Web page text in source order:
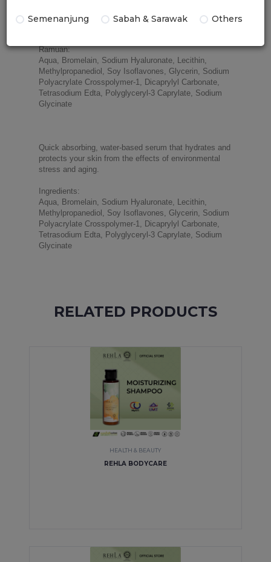
di samping merawat kulit dari penuaan dan kedutan
Ramuan:
Aqua, Bromelain, Sodium Hyaluronate, Lecithin,
Methylpropanediol, Soy Isoflavones, Glycerin, Sodium
Polyacrylate Crosspolymer-1, Dicaprylyl Carbonate,
Tetrasodium Edta, Polyglyceryl-3 Caprylate, Sodium
Glycinate
Quick absorbing, water-based serum that hydrates and
protects your skin from the effects of environmental
stress and aging.
Ingredients:
Aqua, Bromelain, Sodium Hyaluronate, Lecithin,
Methylpropanediol, Soy Isoflavones, Glycerin, Sodium
Polyacrylate Crosspolymer-1, Dicaprylyl Carbonate,
Tetrasodium Edta, Polyglyceryl-3 Caprylate, Sodium
Glycinate
RELATED PRODUCTS
HEALTH & BEAUTY
REHLA BODYCARE
Semenanjung Sabah & Sarawak Others